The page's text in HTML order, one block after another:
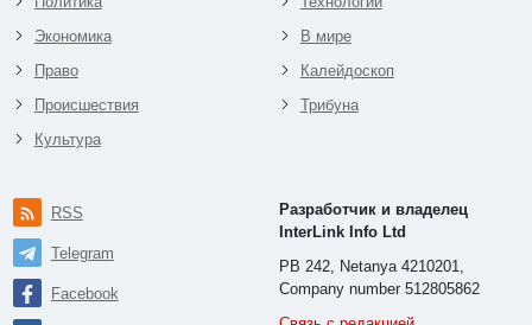
Экономика
Право
Происшествия
Культура
В мире
Калейдоскоп
Трибуна
RSS
Telegram
Facebook
Разработчик и владелец
InterLink Info Ltd
PB 242, Netanya 4210201,
Company number 512805862